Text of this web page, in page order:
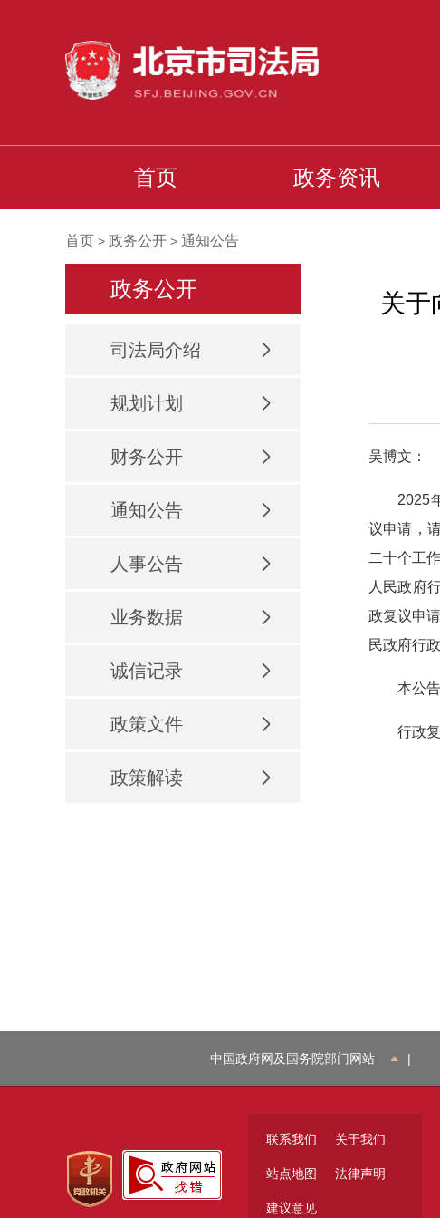
首页 政务资讯
首页 > 政务公开 > 通知公告
政务公开
司法局介绍
规划计划
财务公开
通知公告
人事公告
业务数据
诚信记录
政策文件
政策解读
关于
吴博文：
2025年9
议申请，
二十个工
人民政府
政复议申
民政府行
本公告发
行政
中国政府网及国务院部门网站 |
联系我们 关于我们
站点地图 法律声明
建议意见